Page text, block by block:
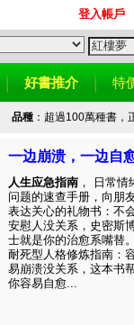
登入帳戶
好書推介 特
品種：超過100萬種書，
一边崩溃，一边自
人生应急指南 ， 日常情
问题的速查手册，向朋
表达关心的礼物书：不
安慰人没关系，史密斯
士就是你的治愈系嘴替
耐死型人格修炼指南：
易崩溃没关系，这本书
你容易自愈...